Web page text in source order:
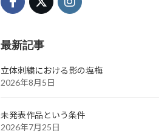
最新記事
立体刺繍における影の塩梅
2026年8月5日
未発表作品という条件
2026年7月25日